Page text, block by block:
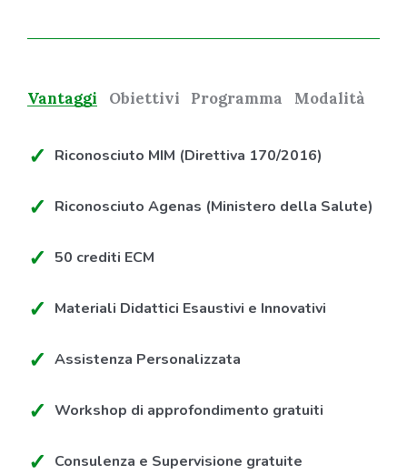
Vantaggi Obiettivi Programma Modalità
Riconosciuto MIM (Direttiva 170/2016)
Riconosciuto Agenas (Ministero della Salute)
50 crediti ECM
Materiali Didattici Esaustivi e Innovativi
Assistenza Personalizzata
Workshop di approfondimento gratuiti
Consulenza e Supervisione gratuite